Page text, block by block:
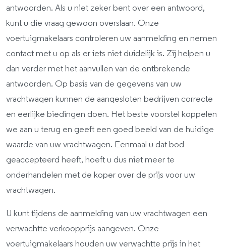
antwoorden. Als u niet zeker bent over een antwoord,
kunt u die vraag gewoon overslaan. Onze
voertuigmakelaars controleren uw aanmelding en nemen
contact met u op als er iets niet duidelijk is. Zij helpen u
dan verder met het aanvullen van de ontbrekende
antwoorden. Op basis van de gegevens van uw
vrachtwagen kunnen de aangesloten bedrijven correcte
en eerlijke biedingen doen. Het beste voorstel koppelen
we aan u terug en geeft een goed beeld van de huidige
waarde van uw vrachtwagen. Eenmaal u dat bod
geaccepteerd heeft, hoeft u dus niet meer te
onderhandelen met de koper over de prijs voor uw
vrachtwagen.
U kunt tijdens de aanmelding van uw vrachtwagen een
verwachtte verkoopprijs aangeven. Onze
voertuigmakelaars houden uw verwachtte prijs in het